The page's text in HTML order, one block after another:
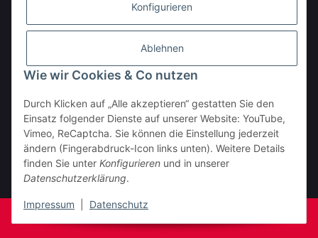
Konfigurieren
Ablehnen
Wie wir Cookies & Co nutzen
Durch Klicken auf „Alle akzeptieren“ gestatten Sie den
Einsatz folgender Dienste auf unserer Website: YouTube,
Vimeo, ReCaptcha. Sie können die Einstellung jederzeit
ändern (Fingerabdruck-Icon links unten). Weitere Details
finden Sie unter Konfigurieren und in unserer
Datenschutzerklärung.
Impressum Datenschutz
BESTELLHOTLINE:
(0 23 03) 983 77 27
Vertrag widerrufen
* Alle Preise inkl. gesetzlicher USt., zzgl.
Powered byJTL-Shop